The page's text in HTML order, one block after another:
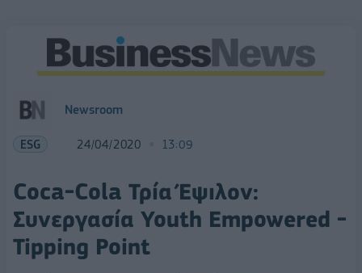
Newsroom
ESG 24/04/2020 13:09
Coca-Cola Τρία Έψιλον:
Συνεργασία Youth Empowered -
Tipping Point